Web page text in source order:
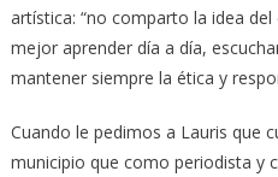
artística: “no comparto la idea
mejor aprender día a día,
mantener siempre la ética y
Cuando le pedimos a Lauris que
municipio que como periodista y